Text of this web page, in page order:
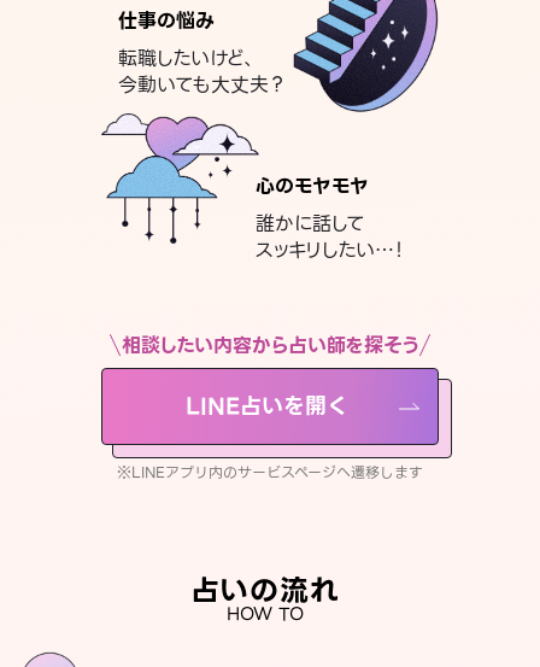
仕事の悩み
転職したいけど、
今動いても大丈夫？
心のモヤモヤ
誰かに話して
スッキリしたい…！
相談したい内容から占い師を探そう
LINE占いを開く
※LINEアプリ内のサービスページへ遷移します
占いの流れ
HOW TO